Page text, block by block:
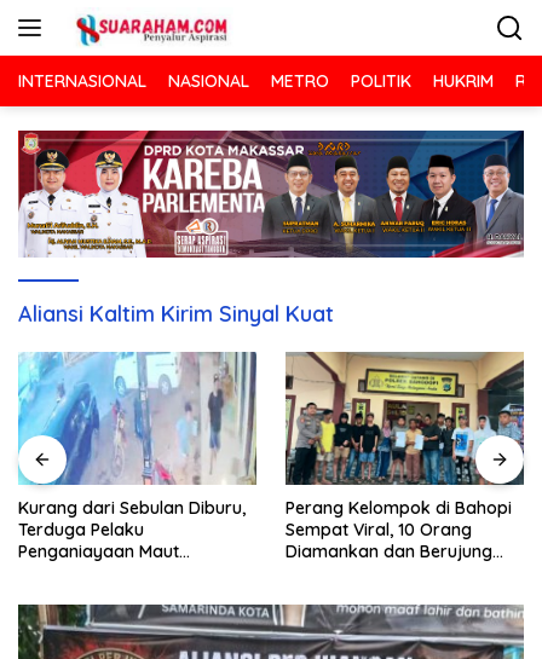
INTERNASIONAL NASIONAL METRO POLITIK HUKRIM
Aliansi Kaltim Kirim Sinyal Kuat
Kurang dari Sebulan Diburu,
Terduga Pelaku
Penganiayaan Maut
Perang Kelompok di Bahopi
Sempat Viral, 10 Orang
Diamankan dan Berujung